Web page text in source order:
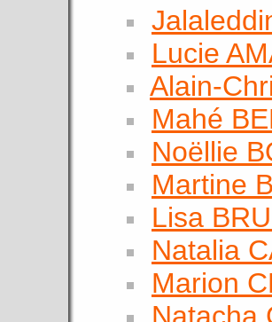
Lucie
Alain-
Mahé
Noëllie
Martine
Lisa
Natalia
Marion